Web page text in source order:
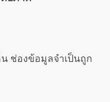
ช่องข้อมูลจำเป็นถูก